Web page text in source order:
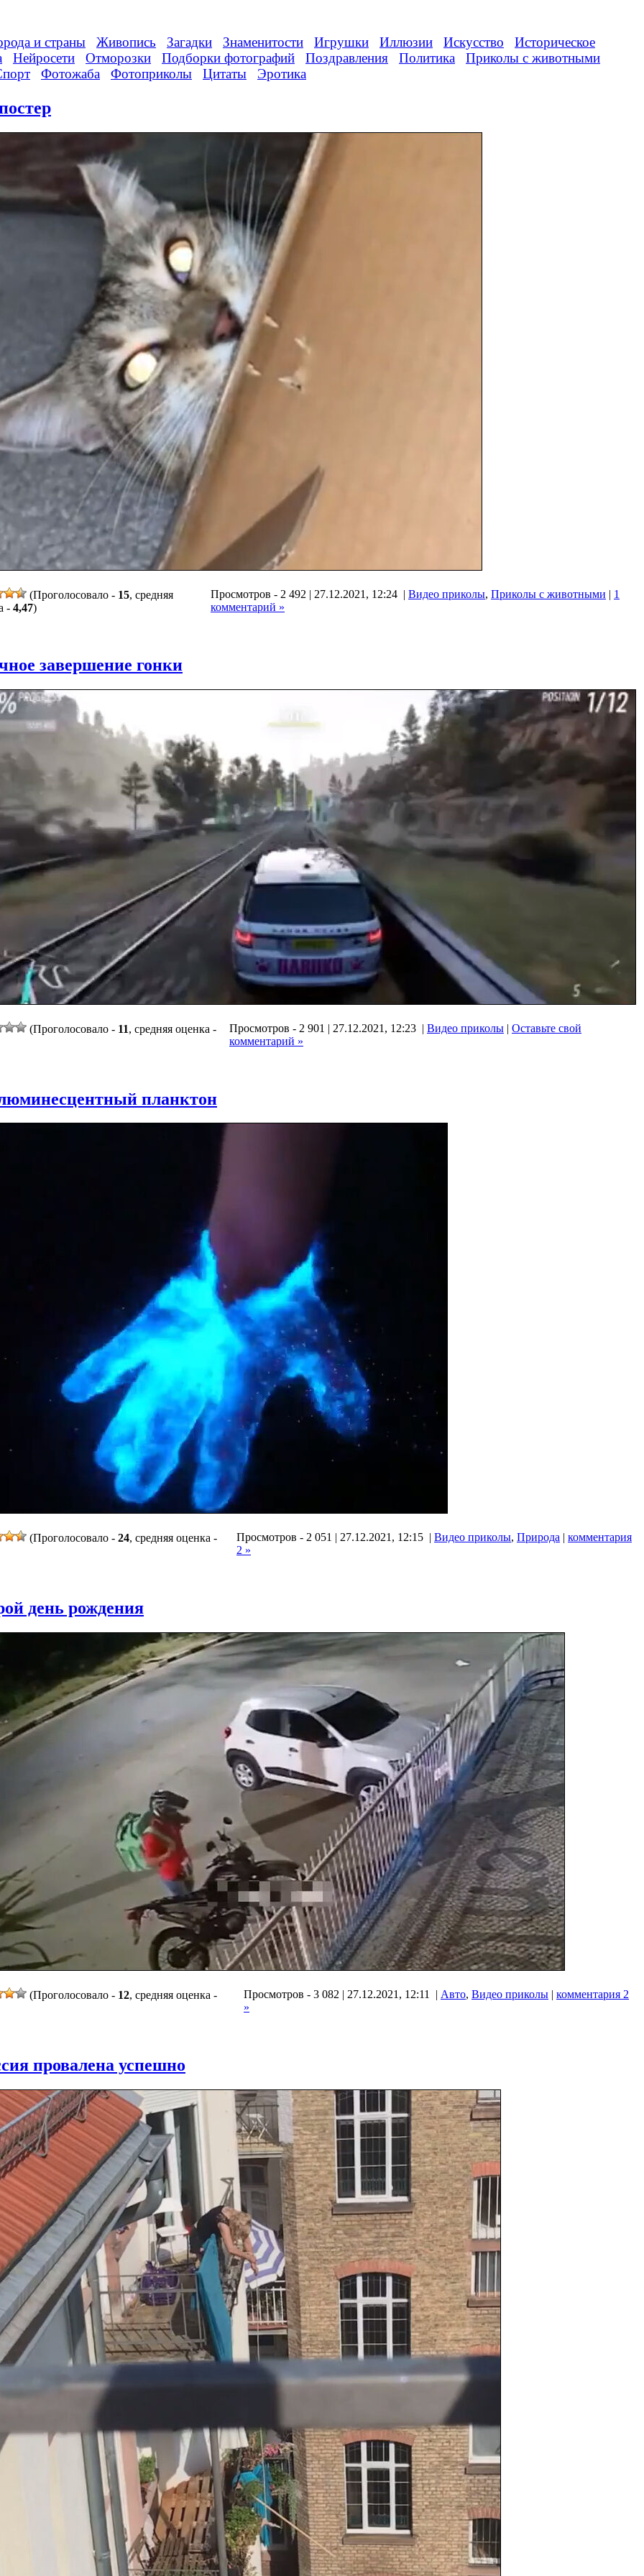
и страны Живопись Загадки Знаменитости Игрушки Иллюзии Искусство
Историческое
Нейросети Отморозки Подборки фотографий Поздравления Политика
Приколы с животными
Фотожаба Фотоприколы Цитаты Эротика
(Проголосовало - 15, средняя
- 4,47)
Просмотров - 2 492 | 27.12.2021, 12:24 | Видео приколы, Приколы с животными | 1
комментарий »
завершение гонки
(Проголосовало - 11, средняя оценка - Просмотров - 2 901 | 27.12.2021, 12:23 | Видео приколы | Оставьте свой
комментарий »
планктон
(Проголосовало - 24, средняя оценка - Просмотров - 2 051 | 27.12.2021, 12:15 | Видео приколы, Природа | комментария
2 »
день рождения
(Проголосовало - 12, средняя оценка - Просмотров - 3 082 | 27.12.2021, 12:11 | Авто, Видео приколы | комментария 2
»
провалена успешно